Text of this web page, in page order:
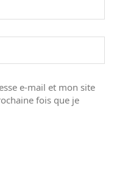
e-mail et mon site
fois que je